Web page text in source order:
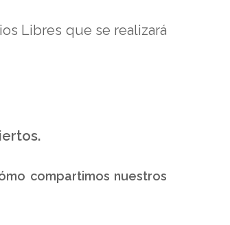
Libres que se realizará
compartimos nuestros